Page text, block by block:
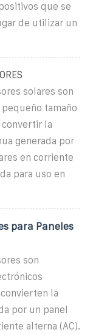
que se
de utilizar un
solares son
tamaño
convertir la
generada por
en corriente
para uso en
para Paneles
son
la
por un panel
alterna (AC).